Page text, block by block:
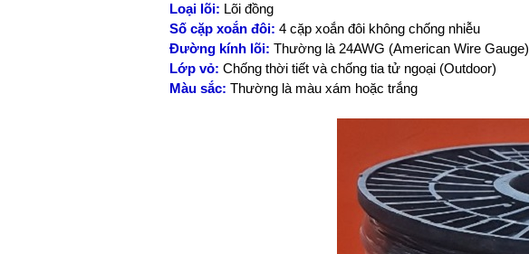
Loại lõi: Lõi đồng
Số cặp xoắn đôi: 4 cặp xoắn đôi không chống nhiễu
Đường kính lõi: Thường là 24AWG (American Wire Gauge)
Lớp vỏ: Chống thời tiết và chống tia tử ngoại (Outdoor)
Màu sắc: Thường là màu xám hoặc trắng